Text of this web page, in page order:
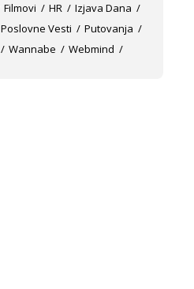
Filmovi HR
Izjava Dana
Poslovne Vesti
Putovanja
Wannabe Webmind